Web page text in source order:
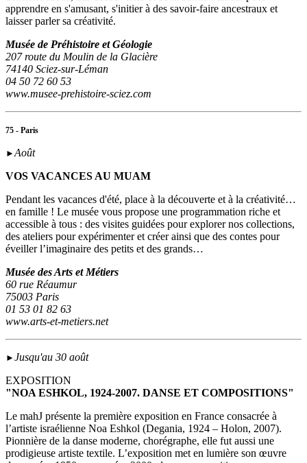
apprendre en s'amusant, s'initier à des savoir-faire ancestraux et
laisser parler sa créativité.
Musée de Préhistoire et Géologie
207 route du Moulin de la Glacière
74140 Sciez-sur-Léman
04 50 72 60 53
www.musee-prehistoire-sciez.com
75 - Paris
►Août
VOS VACANCES AU MUAM
Pendant les vacances d'été, place à la découverte et à la créativité…
en famille ! Le musée vous propose une programmation riche et
accessible à tous : des visites guidées pour explorer nos collections,
des ateliers pour expérimenter et créer ainsi que des contes pour
éveiller l’imaginaire des petits et des grands…
Musée des Arts et Métiers
60 rue Réaumur
75003 Paris
01 53 01 82 63
www.arts-et-metiers.net
► Jusqu'au 30 août
EXPOSITION
"NOA ESHKOL, 1924-2007. DANSE ET COMPOSITIONS"
Le mahJ présente la première exposition en France consacrée à
l’artiste israélienne Noa Eshkol (Degania, 1924 – Holon, 2007).
Pionnière de la danse moderne, chorégraphe, elle fut aussi une
prodigieuse artiste textile. L’exposition met en lumière son œuvre